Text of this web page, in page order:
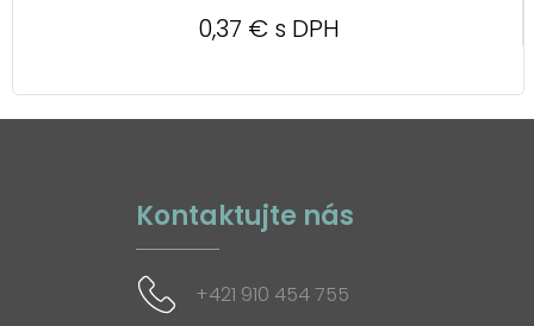
0,37 € s DPH
Kontaktujte nás
+421 910 454 755